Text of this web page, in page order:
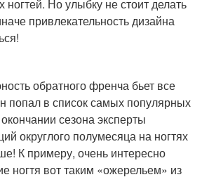
ногтей. Но улыбку не стоит делать
привлекательность дизайна
обратного френча бьет все
попал в список самых популярных
сезона эксперты
округлого полумесяца на ногтях
К примеру, очень интересно
ногтя вот таким «ожерельем» из